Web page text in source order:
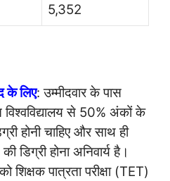
5,352
के लिए: उम्मीदवार के पास
विश्वविद्यालय से 50% अंकों के
होनी चाहिए और साथ ही
डिग्री होना अनिवार्य है।
शिक्षक पात्रता परीक्षा (TET)